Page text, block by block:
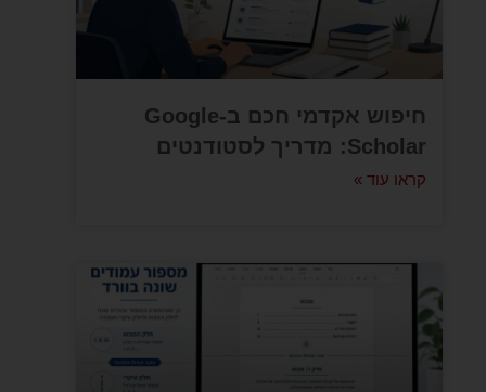
חיפוש אקדמי חכם ב-Google
Scholar: מדריך לסטודנטים
קראו עוד »